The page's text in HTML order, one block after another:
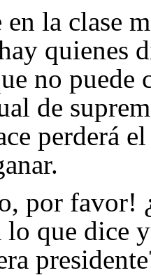
la clase
quienes
no
de
perderá
por favor!
que dice